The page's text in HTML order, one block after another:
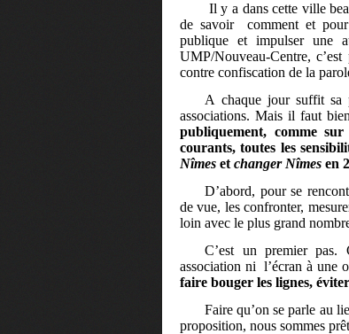
Il y a dans cette ville
de savoir
comment et
publique et impulser une
UMP/Nouveau-Centre,
contre confiscation de la
A chaque jour suffit sa
associations. Mais il faut
publiquement, comme
courants, toutes les
Nîmes et changer Nîmes en
D’abord, pour se
de vue, les confronter,
loin avec le plus grand
C’est un premier pas.
association ni l’écran à une
faire bouger les lignes,
Faire qu’on se parle au
proposition, nous sommes